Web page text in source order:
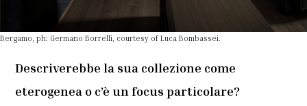
Bergamo, ph: Germano Borrelli, courtesy of Luca Bombassei.
Descriverebbe la sua collezione come
eterogenea o c’è un focus particolare?